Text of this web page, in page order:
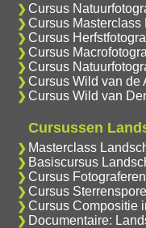
Cursus
Cursus Masterclass
Cursus
Cursus
Cursus
Cursus Wild van de
Cursus Wild van
Cursussen
Masterclass
Basiscursus
Cursus
Cursus
Cursus Compositie
Documentaire: